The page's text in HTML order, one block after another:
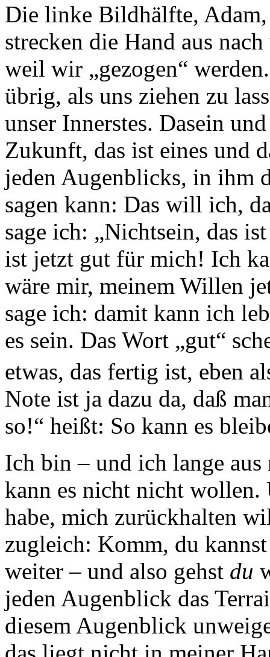
Die linke Bildhälfte,
strecken die Hand aus
weil wir „gezogen“
übrig, als uns ziehen zu
unser Innerstes. Dasein
Zukunft, das ist eines und
jeden Augenblicks, in ihm
sagen kann: Das will ich,
sage ich: „Nichtsein, das
ist jetzt gut für mich! Ich
wäre mir, meinem Willen
sage ich: damit kann ich
es sein. Das Wort „gut“
etwas, das fertig ist, eben
Note ist ja dazu da, daß
so!“ heißt: So kann es
Ich bin – und ich lange
kann es nicht nicht wollen.
habe, mich zurückhalten
zugleich: Komm, du
weiter – und also gehst du
jeden Augenblick das
diesem Augenblick